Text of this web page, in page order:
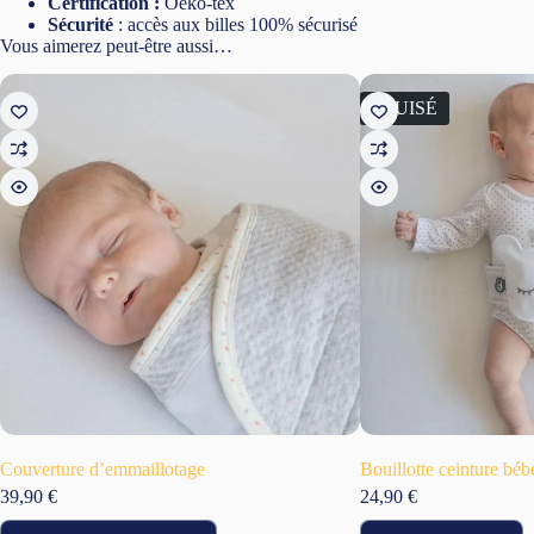
Sécurité : accès aux billes 100% sécurisé
Vous aimerez peut-être aussi…
Couverture d’emmaillotage
39,90 €
ÉPUISÉ
Bouillotte ceinture
24,90€